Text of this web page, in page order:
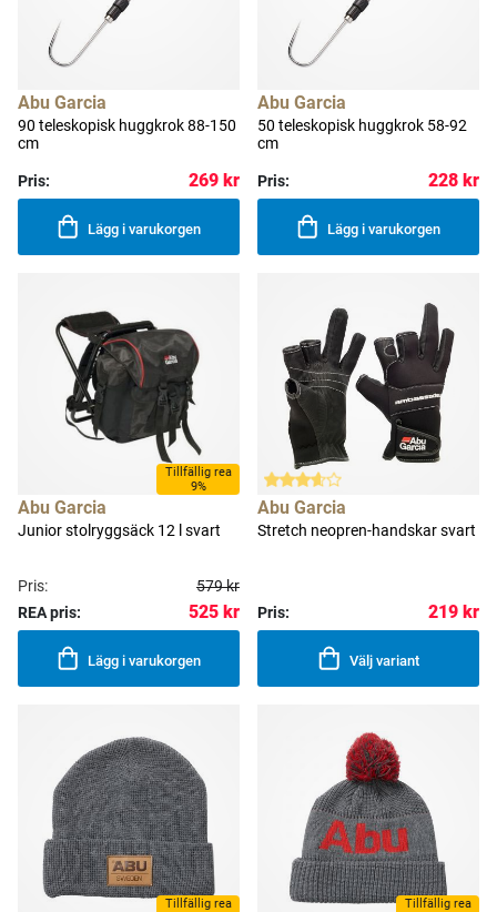
Abu Garcia
90 teleskopisk huggkrok 88-150
cm
Pris: 269 kr
Lägg i varukorgen
Abu Garcia
50 teleskopisk huggkrok 58-92
cm
Pris: 228 kr
Lägg i varukorgen
Tillfällig rea
9%
Abu Garcia
Junior stolryggsäck 12 l svart
Pris:
579 kr
REA pris:
525 kr
Lägg i varukorgen
Abu Garcia
Stretch neopren-handskar svart
Pris: 219 kr
Välj variant
Tillfällig rea
Tillfällig rea